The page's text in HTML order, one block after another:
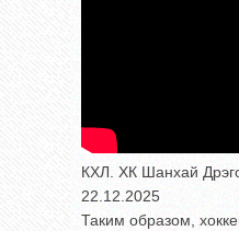
КХЛ. ХК Шанхай
22.12.2025
Таким образом,